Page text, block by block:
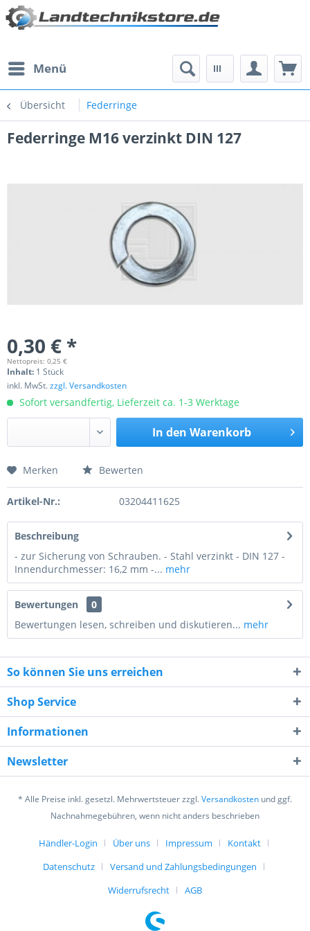
Menü
Übersicht Federringe
Federringe M16 verzinkt DIN 127
0,30 € *
Nettopreis: 0,25 €
Inhalt: 1 Stück
inkl. MwSt.zzgl. Versandkosten
Sofort versandfertig, Lieferzeit ca. 1-3 Werktage
In den Warenkorb
Preis anfragen
3 * 5 = ?
Ich habe dieDatenschutzerklärunggelesen,
verstanden und stimme zu. *
Merken Bewerten
Artikel-Nr.: 03204411625
Beschreibung
- zur Sicherung von Schrauben. - Stahl verzinkt - DIN 127 -
Innendurchmesser: 16,2 mm -... mehr
Bewertungen
0
Bewertungen lesen, schreiben und diskutieren... mehr
So können Sie uns erreichen
Shop Service
Informationen
Newsletter
* Alle Preise inkl. gesetzl. Mehrwertsteuer zzgl.Versandkosten und ggf.
Nachnahmegebühren, wenn nicht anders beschrieben
Händler-Login Über uns Impressum
Kontakt
Datenschutz
Versand und Zahlungsbedingungen
Widerrufsrecht
AGB